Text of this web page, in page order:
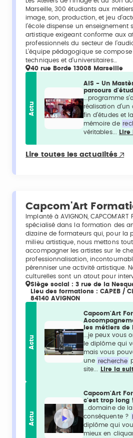
Marseille, 300 étudiants aux
image, son, production, et jeu
l’école dispense un enseignement
artistique exigeant conforme aux
professionnels du secteur de
L’équipe pédagogique se
techniques et d’universitaires…
40 rue Borde 13008 Marseille
Actu
AIS - Un
parcours
...programme
réalisation
fin d’études et
mémoire de
véritables...
Lire toutes les actualités
Capcom'Art
Implanté à AVIGNON,
spécialisé dans la formation des
dizaine de formateurs qui, pour la
milieu artistique, nous mettons
accompagner les artistes sur le
professionnalisation,
pérenniser une activité artistique.
culturelles sont un atout pour
Siège social : 3 rue de la
Lieu des formations : CAPEB /
84140 AVIGNON
Actu
Capcom'Art
les métiers de
...je peux vous
le diplôme qui
mais vous
une recherche
site...
Lire la
Actu
Capcom'Art
c'est trop long
...domaine de
conséquente ?
diplôme qui
mieux en